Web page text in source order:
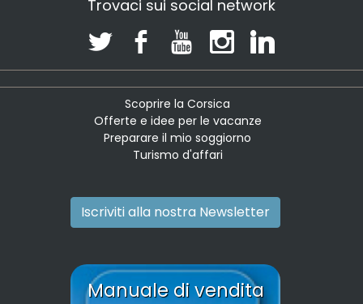
Trovaci sui social network
Scoprire la Corsica
Offerte e idee per le vacanze
Preparare il mio soggiorno
Turismo d'affari
Iscriviti alla nostra Newsletter
Manuale di vendita